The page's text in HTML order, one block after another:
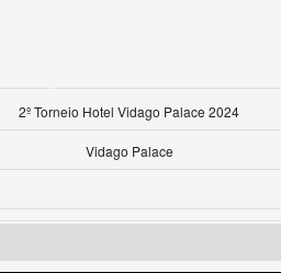
2º Torneio Hotel Vidago Palace 2024
Vidago Palace